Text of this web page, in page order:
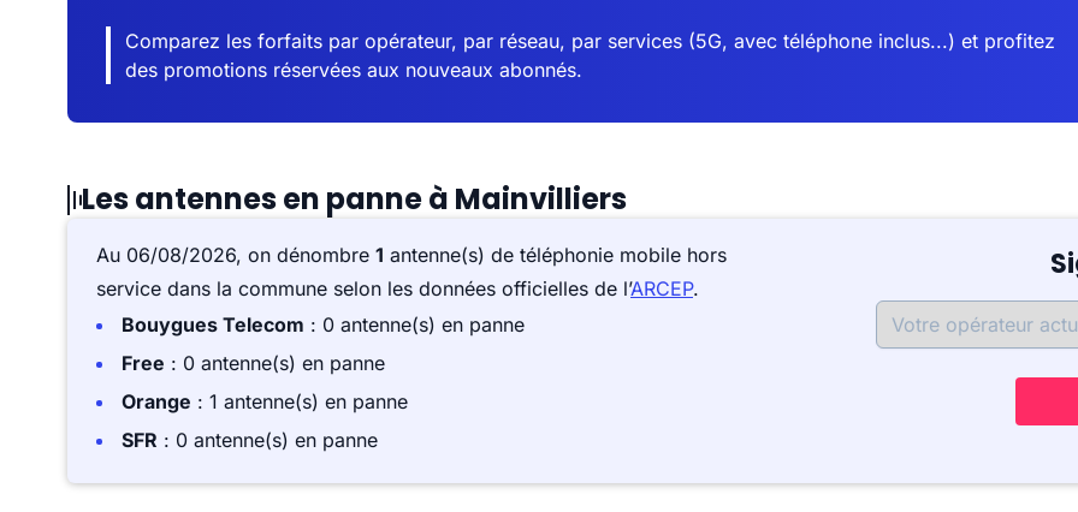
Comparez les forfaits par opérateur, par réseau, par services (5G, avec téléphone inclus...) et profitez
des promotions réservées aux nouveaux abonnés.
Les antennes en panne à Mainvilliers
Au 06/08/2026, on dénombre 1 antenne(s) de téléphonie mobile hors
service dans la commune selon les données officielles de l’ARCEP.
Bouygues Telecom : 0 antenne(s) en panne
Free : 0 antenne(s) en panne
Orange : 1 antenne(s) en panne
SFR : 0 antenne(s) en panne